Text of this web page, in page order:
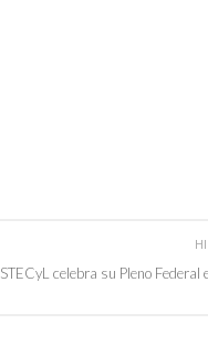
STECyL celebra su Pleno